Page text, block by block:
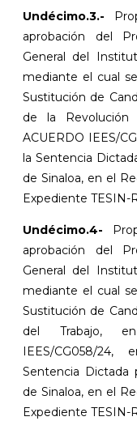
Undécimo.3.-
aprobación del
General del
mediante el cual
Sustitución de
de la Revolución
ACUERDO IEES/
la Sentencia
de Sinaloa, en el
Expediente TESIN-
Undécimo.4-
aprobación del
General del
mediante el cual
Sustitución de
del Trabajo,
IEES/CG058/
Sentencia Dictada
de Sinaloa, en el
Expediente TESIN-